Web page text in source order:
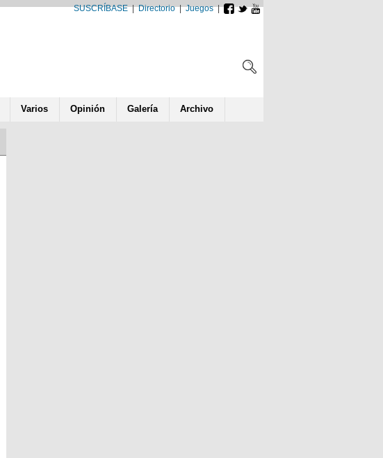
SUSCRÍBASE|Directorio|Juegos|
Varios Opinión Galería Archivo